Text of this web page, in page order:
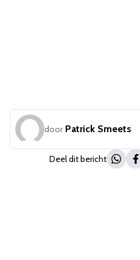
door Patrick Smeets
Deel dit bericht